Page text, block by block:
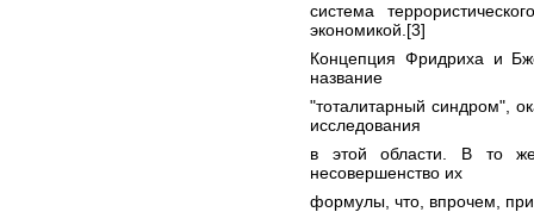
система
экономикой.[3]
Концепция Фридриха и
название
"тоталитарный синдром",
исследования
в этой области. В то же
несовершенство их
формулы, что, впрочем,